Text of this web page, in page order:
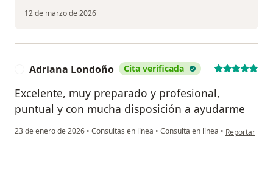
12 de marzo de 2026
Adriana Londoño Cita verificada
Excelente, muy preparado y profesional,
puntual y con mucha disposición a ayudarme
23 de enero de 2026 • Consultas en línea • Consulta en línea • en opinión
Reportar